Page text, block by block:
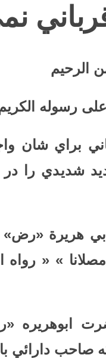
الرحیم
رسوله الکریم
براي شان
شديدي را در
هريرة
» « رواه
ابوهريره
صاحب دارائي